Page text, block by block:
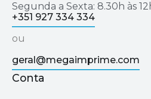
Segunda a Sexta: 8.30h às
+351 927 334 334
ou
geral@megaimprime.com
Conta